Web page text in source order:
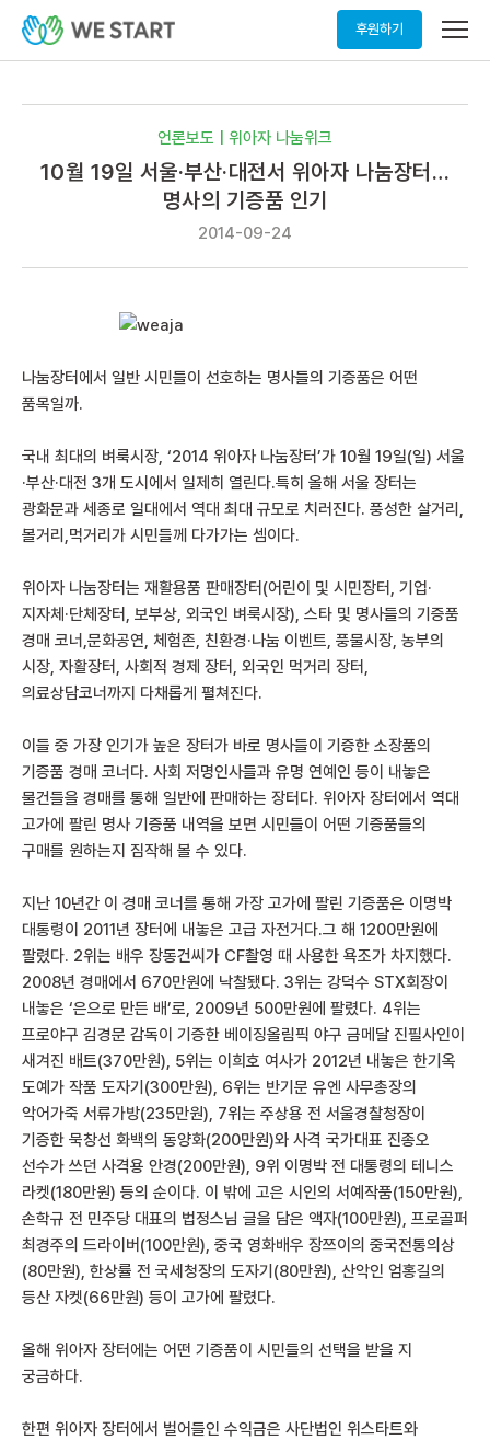
후원하기
메
열
언론보도 | 위아자 나눔위크
10월 19일 서울·부산·대전서 위아자 나눔장터…
명사의 기증품 인기
2014-09-24
나눔장터에서 일반 시민들이 선호하는 명사들의 기증품은 어떤
품목일까.
국내 최대의 벼룩시장, ‘2014 위아자 나눔장터’가 10월 19일(일) 서울
·부산·대전 3개 도시에서 일제히 열린다.특히 올해 서울 장터는
광화문과 세종로 일대에서 역대 최대 규모로 치러진다. 풍성한 살거리,
볼거리,먹거리가 시민들께 다가가는 셈이다.
위아자 나눔장터는 재활용품 판매장터(어린이 및 시민장터, 기업·
지자체·단체장터, 보부상, 외국인 벼룩시장), 스타 및 명사들의 기증품
경매 코너,문화공연, 체험존, 친환경·나눔 이벤트, 풍물시장, 농부의
시장, 자활장터, 사회적 경제 장터, 외국인 먹거리 장터,
의료상담코너까지 다채롭게 펼쳐진다.
이들 중 가장 인기가 높은 장터가 바로 명사들이 기증한 소장품의
기증품 경매 코너다. 사회 저명인사들과 유명 연예인 등이 내놓은
물건들을 경매를 통해 일반에 판매하는 장터다. 위아자 장터에서 역대
고가에 팔린 명사 기증품 내역을 보면 시민들이 어떤 기증품들의
구매를 원하는지 짐작해 볼 수 있다.
지난 10년간 이 경매 코너를 통해 가장 고가에 팔린 기증품은 이명박
대통령이 2011년 장터에 내놓은 고급 자전거다.그 해 1200만원에
팔렸다. 2위는 배우 장동건씨가 CF촬영 때 사용한 욕조가 차지했다.
2008년 경매에서 670만원에 낙찰됐다. 3위는 강덕수 STX회장이
내놓은 ‘은으로 만든 배’로, 2009년 500만원에 팔렸다. 4위는
프로야구 김경문 감독이 기증한 베이징올림픽 야구 금메달 진필사인이
새겨진 배트(370만원), 5위는 이희호 여사가 2012년 내놓은 한기옥
도예가 작품 도자기(300만원), 6위는 반기문 유엔 사무총장의
악어가죽 서류가방(235만원), 7위는 주상용 전 서울경찰청장이
기증한 묵창선 화백의 동양화(200만원)와 사격 국가대표 진종오
선수가 쓰던 사격용 안경(200만원), 9위 이명박 전 대통령의 테니스
라켓(180만원) 등의 순이다. 이 밖에 고은 시인의 서예작품(150만원),
손학규 전 민주당 대표의 법정스님 글을 담은 액자(100만원), 프로골퍼
최경주의 드라이버(100만원), 중국 영화배우 장쯔이의 중국전통의상
(80만원), 한상률 전 국세청장의 도자기(80만원), 산악인 엄홍길의
등산 자켓(66만원) 등이 고가에 팔렸다.
올해 위아자 장터에는 어떤 기증품이 시민들의 선택을 받을 지
궁금하다.
한편 위아자 장터에서 벌어들인 수익금은 사단법인 위스타트와